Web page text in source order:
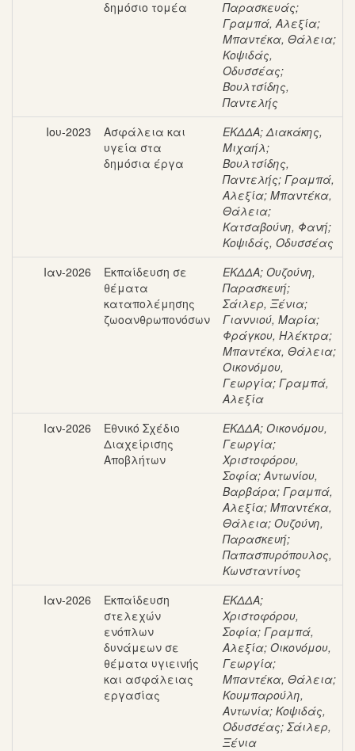
δημόσιο τομέα Παρασκευάς;
Γραμπά, Αλεξία;
Μπαντέκα, Θάλεια;
Κοψιδάς,
Οδυσσέας;
Βουλτσίδης,
Παντελής
Ιου-2023
Ασφάλεια και
υγεία στα
δημόσια έργα
ΕΚΔΔΑ;Διακάκης,
Μιχαήλ;
Βουλτσίδης,
Παντελής; Γραμπά,
Αλεξία; Μπαντέκα,
Θάλεια;
Κατσαβούνη, Φανή;
Κοψιδάς, Οδυσσέας
Ιαν-2026
Εκπαίδευση σε
θέματα
καταπολέμησης
ζωοανθρωπονόσων
ΕΚΔΔΑ; Ουζούνη,
Παρασκευή;
Σάιλερ, Ξένια;
Γιαννιού, Μαρία;
Φράγκου, Ηλέκτρα;
Μπαντέκα, Θάλεια;
Οικονόμου,
Γεωργία; Γραμπά,
Αλεξία
Ιαν-2026
Εθνικό Σχέδιο
Διαχείρισης
Αποβλήτων
ΕΚΔΔΑ; Οικονόμου,
Γεωργία;
Χριστοφόρου,
Σοφία;Αντωνίου,
Βαρβάρα; Γραμπά,
Αλεξία; Μπαντέκα,
Θάλεια; Ουζούνη,
Παρασκευή;
Παπασπυρόπουλος,
Κωνσταντίνος
Ιαν-2026
Εκπαίδευση
στελεχών
ενόπλων
δυνάμεων σε
θέματα υγιεινής
και ασφάλειας
εργασίας
ΕΚΔΔΑ;
Χριστοφόρου,
Σοφία; Γραμπά,
Αλεξία; Οικονόμου,
Γεωργία;
Μπαντέκα, Θάλεια;
Κουμπαρούλη,
Αντωνία; Κοψιδάς,
Οδυσσέας;Σάιλερ,
Ξένια